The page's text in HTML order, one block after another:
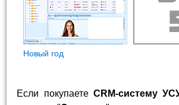
Новый год
Если покупаете CRM-систему